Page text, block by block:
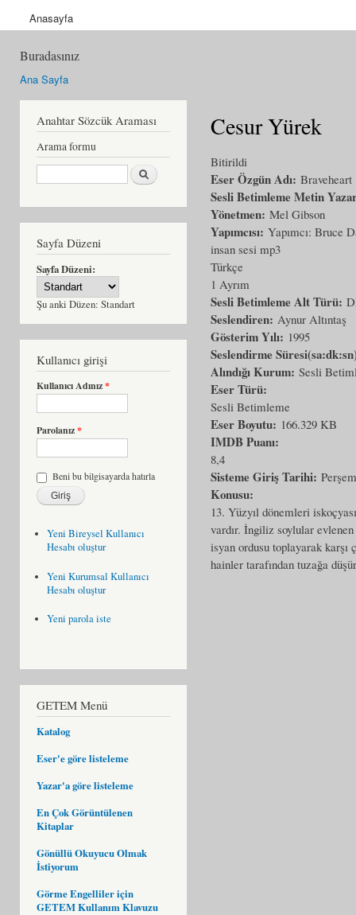
Anasayfa
Buradasınız
Ana Sayfa
Anahtar Sözcük Araması
Arama formu
Ara
Sayfa Düzeni
Sayfa Düzeni:
Şu anki Düzen: Standart
Kullanıcı girişi
Kullanıcı Adınız*
Parolanız*
Beni bu bilgisayarda hatırla
Yeni Bireysel Kullanıcı
Hesabı oluştur
Yeni Kurumsal Kullanıcı
Hesabı oluştur
Yeni parola iste
GETEM Menü
Katalog
Eser'e göre listeleme
Yazar'a göre listeleme
En Çok Görüntülenen
Kitaplar
Gönüllü Okuyucu Olmak
İstiyorum
Görme Engelliler için
GETEM Kullanım Klavuzu
Cesur Yürek
Bitirildi
Eser Özgün Adı: Braveheart
Sesli Betimleme Metin
Yönetmen: Mel Gibson
Yapımcısı: Yapımcı: Bruce
insan sesi mp3
Türkçe
1 Ayrım
Sesli Betimleme Alt Türü:
Seslendiren: Aynur Altıntaş
Gösterim Yılı: 1995
Seslendirme
Alındığı Kurum: Sesli
Eser Türü:
Sesli Betimleme
Eser Boyutu: 166.329 KB
IMDB Puanı:
8,4
Sisteme Giriş Tarihi:
Konusu:
13. Yüzyıl dönemleri
vardır. İngiliz soylular
isyan ordusu toplayarak karşı
hainler tarafından tuzağa